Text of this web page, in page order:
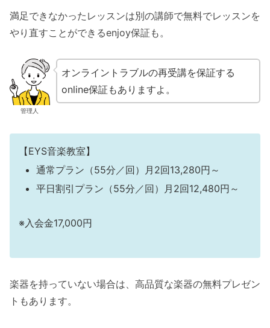
満足できなかったレッスンは別の講師で無料でレッスンを
やり直すことができるenjoy保証も。
管理人
オンライントラブルの再受講を保証する
online保証もありますよ。
【EYS音楽教室】
通常プラン（55分／回）月2回13,280円～
平日割引プラン（55分／回）月2回12,480円～
※入会金17,000円
楽器を持っていない場合は、高品質な楽器の無料プレゼン
トもあります。